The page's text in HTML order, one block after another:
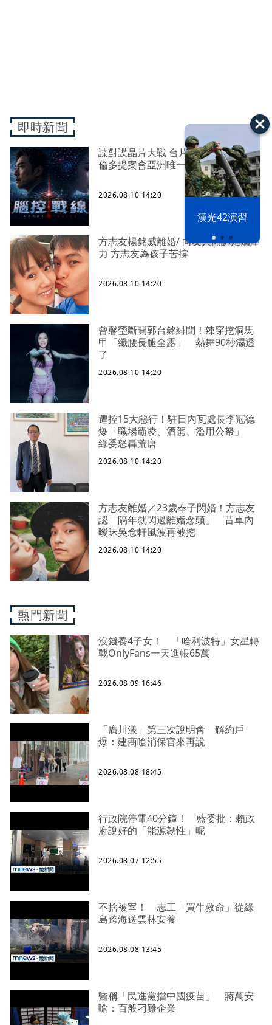
漢光42演習
即時新聞
諜對諜晶片大戰 台片《腦控戰線》多
倫多提案會亞洲唯一入選
2026.08.10 14:20
方志友楊銘威離婚/ 向友人傾訴婚姻壓
力 方志友為孩子苦撐
2026.08.10 14:20
曾馨瑩斷開郭台銘緋聞！辣穿挖洞馬
甲「纖腰長腿全露」 熱舞90秒濕透
了
2026.08.10 14:20
遭控15大惡行！駐日內瓦處長李冠德
爆「職場霸凌、酒駕、濫用公帑」
綠委怒轟荒唐
2026.08.10 14:20
方志友離婚／23歲奉子閃婚！方志友
認「隔年就閃過離婚念頭」 昔車內
曖昧吳念軒風波再被挖
2026.08.10 14:20
熱門新聞
沒錢養4子女！ 「哈利波特」女星轉
戰OnlyFans一天進帳65萬
2026.08.09 16:46
「廣川漾」第三次說明會 解約戶
爆：建商嗆消保官來再說
2026.08.08 18:45
行政院停電40分鐘！ 藍委批：賴政
府說好的「能源韌性」呢
2026.08.07 12:55
不捨被宰！ 志工「買牛救命」從綠
島跨海送雲林安養
2026.08.08 13:45
醫稱「民進黨擋中國疫苗」 蔣萬安
嗆：百般刁難企業